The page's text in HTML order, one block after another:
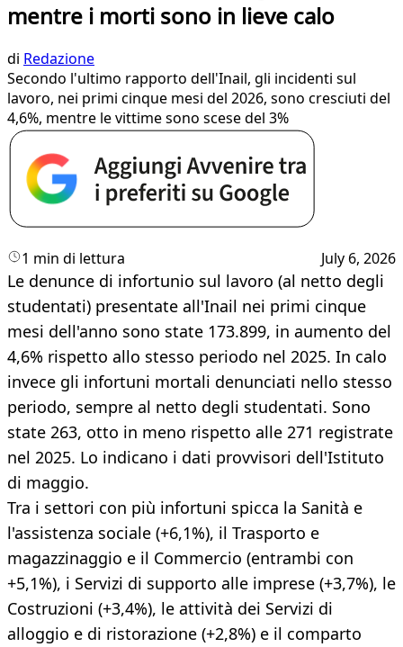
mentre i morti sono in lieve calo
di Redazione
Secondo l'ultimo rapporto dell'Inail, gli incidenti sul
lavoro, nei primi cinque mesi del 2026, sono cresciuti del
4,6%, mentre le vittime sono scese del 3%
1 min di lettura July 6, 2026
Le denunce di infortunio sul lavoro (al netto degli
studentati) presentate all'Inail nei primi cinque
mesi dell'anno sono state 173.899, in aumento del
4,6% rispetto allo stesso periodo nel 2025. In calo
invece gli infortuni mortali denunciati nello stesso
periodo, sempre al netto degli studentati. Sono
state 263, otto in meno rispetto alle 271 registrate
nel 2025. Lo indicano i dati provvisori dell'Istituto
di maggio.
Tra i settori con più infortuni spicca la Sanità e
l'assistenza sociale (+6,1%), il Trasporto e
magazzinaggio e il Commercio (entrambi con
+5,1%), i Servizi di supporto alle imprese (+3,7%), le
Costruzioni (+3,4%), le attività dei Servizi di
alloggio e di ristorazione (+2,8%) e il comparto